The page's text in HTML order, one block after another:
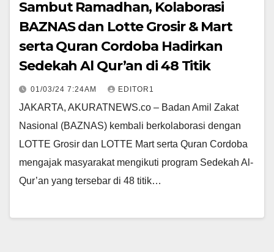
Sambut Ramadhan, Kolaborasi
BAZNAS dan Lotte Grosir & Mart
serta Quran Cordoba Hadirkan
Sedekah Al Qur’an di 48 Titik
01/03/24 7:24AM EDITOR1
JAKARTA, AKURATNEWS.co – Badan Amil Zakat
Nasional (BAZNAS) kembali berkolaborasi dengan
LOTTE Grosir dan LOTTE Mart serta Quran Cordoba
mengajak masyarakat mengikuti program Sedekah Al-
Qur’an yang tersebar di 48 titik…